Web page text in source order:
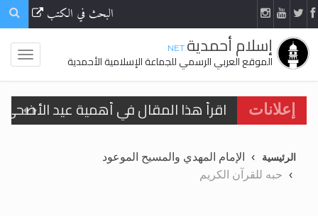
البحث في الكتب
إسلام أحمدية.NET
الموقع العربي الرسمي للجماعة الإسلامية الأحمدية
إعلانات
اقرأ هذا المقال في أهمية عيد
تعميم هامّ لأفراد الجماعة >> المزيد
الرئيسية
الإمام المهدي والمسيح الموعود
حبه للقرآن الكريم